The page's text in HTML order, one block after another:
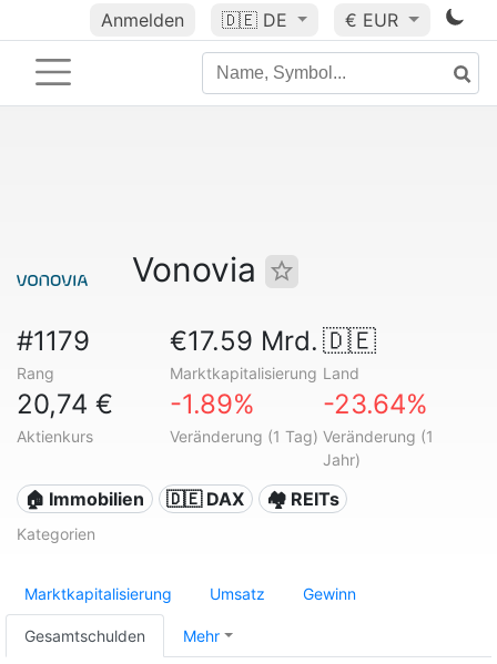
Anmelden 🇩🇪 DE € EUR
Vonovia
#1179
Rang
€17.59 Mrd.
Marktkapitalisierung
🇩🇪
Land
20,74 €
Aktienkurs
-1.89%
Veränderung (1 Tag)
-23.64%
Veränderung (1
Jahr)
🏠 Immobilien 🇩🇪 DAX 🏘️ REITs
Kategorien
Marktkapitalisierung Umsatz Gewinn
Gesamtschulden Mehr